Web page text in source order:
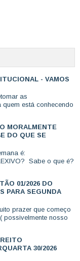
- VAMOS
as
está conhecendo
MORALMENTE
DO QUE SE
é:
Sabe o que é?
01/2026 DO
PARA SEGUNDA
prazer que começo
possivelmente nosso
30/2026